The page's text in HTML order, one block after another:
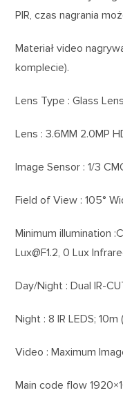
PIR, czas nagrania
Materiał video
komplecie).
Lens Type : Glass Lens
Lens : 3.6MM 2.0MP
Image Sensor : 1/3
Field of View : 105°
Minimum illumination
Lux@F1.2, 0 Lux
Day/Night : Dual IR-
Night : 8 IR LEDS;
Video : Maximum
Main code flow